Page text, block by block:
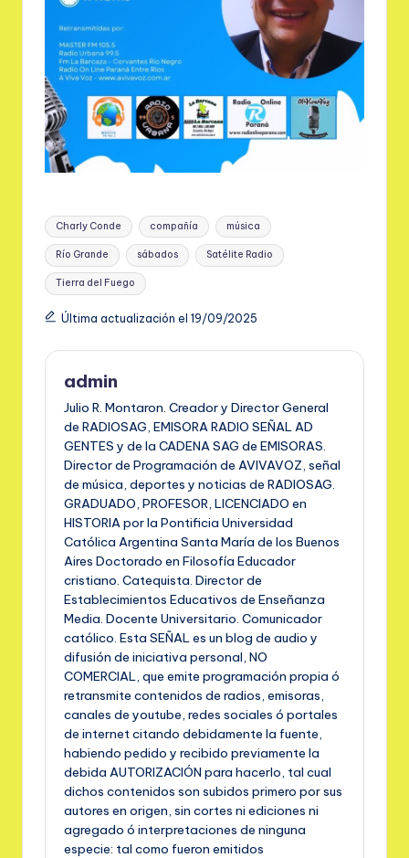
Etiquetas:
Charly Conde compañía música
Río Grande sábados Satélite Radio
Tierra del Fuego
Última actualización el 19/09/2025
admin
Julio R. Montaron. Creador y Director General
de RADIOSAG, EMISORA RADIO SEÑAL AD
GENTES y de la CADENA SAG de EMISORAS.
Director de Programación de AVIVAVOZ, señal
de música, deportes y noticias de RADIOSAG.
GRADUADO, PROFESOR, LICENCIADO en
HISTORIA por la Pontificia Universidad
Católica Argentina Santa María de los Buenos
Aires Doctorado en Filosofía Educador
cristiano. Catequista. Director de
Establecimientos Educativos de Enseñanza
Media. Docente Universitario. Comunicador
católico. Esta SEÑAL es un blog de audio y
difusión de iniciativa personal, NO
COMERCIAL, que emite programación propia ó
retransmite contenidos de radios, emisoras,
canales de youtube, redes sociales ó portales
de internet citando debidamente la fuente,
habiendo pedido y recibido previamente la
debida AUTORIZACIÓN para hacerlo, tal cual
dichos contenidos son subidos primero por sus
autores en origen, sin cortes ni ediciones ni
agregado ó interpretaciones de ninguna
especie: tal como fueron emitidos